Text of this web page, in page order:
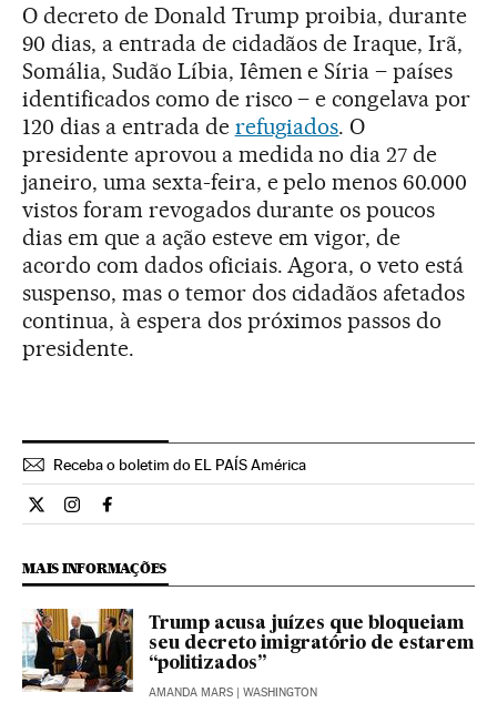
O decreto de Donald Trump proibia, durante
90 dias, a entrada de cidadãos de Iraque, Irã,
Somália, Sudão Líbia, Iêmen e Síria – países
identificados como de risco – e congelava por
120 dias a entrada de refugiados. O
presidente aprovou a medida no dia 27 de
janeiro, uma sexta-feira, e pelo menos 60.000
vistos foram revogados durante os poucos
dias em que a ação esteve em vigor, de
acordo com dados oficiais. Agora, o veto está
suspenso, mas o temor dos cidadãos afetados
continua, à espera dos próximos passos do
presidente.
Receba o boletim do EL PAÍS América
Internacional El País Brasil en Twitter
Internacional El País Brasil en Instagram
Internacional El País Brasil en Facebook
MAIS INFORMAÇÕES
Trump acusa juízes que bloqueiam
seu decreto imigratório de estarem
“politizados”
AMANDA MARS | WASHINGTON